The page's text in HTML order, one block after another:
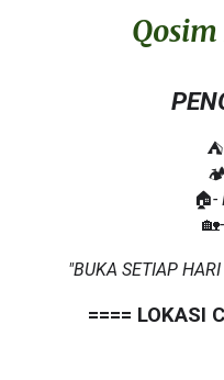
Qosim
🏠-
🏡
"BUKA SETIAP
==== LOKASI